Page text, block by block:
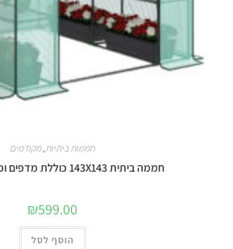
חממות ביתיות,מקודמים
חממה ביתית 143X143 כוללת מדפים וכיסוי דגם 1602
₪599.00
הוסף לסל